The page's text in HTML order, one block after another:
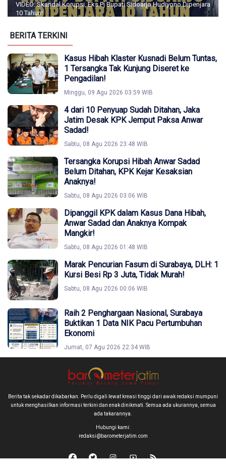
VIDEO: Skandal Korupsi, Eks Pj Bupati Sidoarjo Hudiyono Dipenjara
10 Tahun!
BERITA TERKINI
Kasus Hibah Klaster Kusnadi Belum Tuntas,
1 Tersangka Tak Kunjung Diseret ke
Pengadilan!
Minggu, 09 Agu 2026 03:59 WIB
4 dari 10 Penyuap Sudah Ditahan, Jaka
Jatim Desak KPK Jemput Paksa Anwar
Sadad!
Sabtu, 08 Agu 2026 23:48 WIB
Tersangka Korupsi Hibah Anwar Sadad
Belum Ditahan, KPK Kejar Kesaksian
Anaknya!
Sabtu, 08 Agu 2026 03:06 WIB
Dipanggil KPK dalam Kasus Dana Hibah,
Anwar Sadad dan Anaknya Kompak
Mangkir!
Sabtu, 08 Agu 2026 01:48 WIB
Marak Pencurian Fasum di Surabaya, DLH: 1
Kursi Besi Rp 3 Juta, Tidak Murah!
Sabtu, 08 Agu 2026 00:06 WIB
Raih 2 Penghargaan Nasional, Surabaya
Buktikan 1 Data NIK Pacu Pertumbuhan
Ekonomi
Jumat, 07 Agu 2026 22:34 WIB
Berita tak sekadar dikabarkan. Perlu digali lewat kreasi tinggi dari awak redaksi mumpuni
untuk menghasilkan informasi terkini dan enak dinikmati. Semua ada ukurannya, semua
ada takarannya.
Hubungi kami:
redaksi@barometerjatim.com